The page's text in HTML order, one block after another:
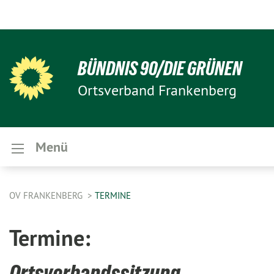
BÜNDNIS 90/DIE GRÜNEN
Ortsverband Frankenberg
Menü
OV FRANKENBERG TERMINE
Termine: